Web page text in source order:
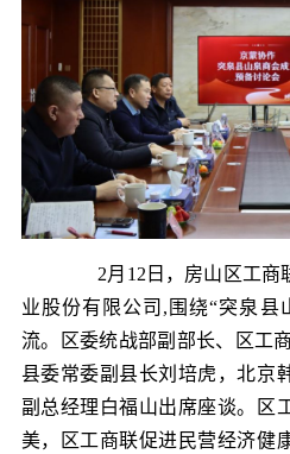
2月12日，房山区工商
业股份有限公司,围绕“突泉县
流。区委统战部副部长、区工
县委常委副县长刘培虎，北京
副总经理白福山出席座谈。区
美，区工商联促进民营经济健